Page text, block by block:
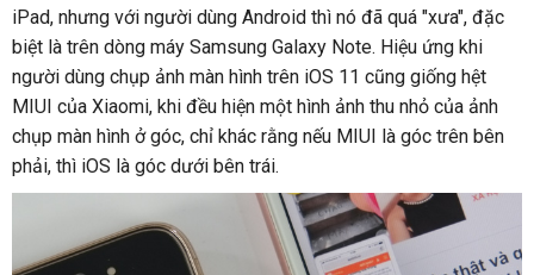
iPad, nhưng với người dùng Android thì nó đã quá "xưa", đặc
biệt là trên dòng máy Samsung Galaxy Note. Hiệu ứng khi
người dùng chụp ảnh màn hình trên iOS 11 cũng giống hệt
MIUI của Xiaomi, khi đều hiện một hình ảnh thu nhỏ của ảnh
chụp màn hình ở góc, chỉ khác rằng nếu MIUI là góc trên bên
phải, thì iOS là góc dưới bên trái.